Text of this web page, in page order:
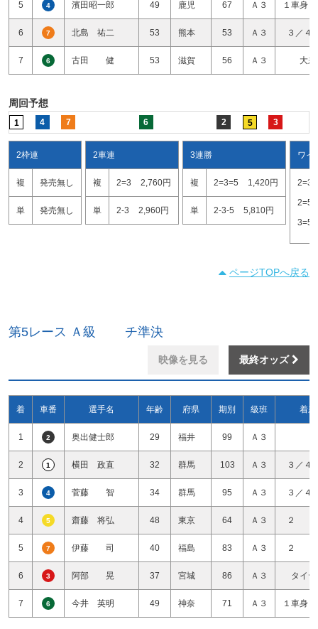
5 4 濱田昭一郎 49 鹿児 67 Ａ３ １車身
6 7 北島 祐二 53 熊本 53 Ａ３ ３／４
7 6 古田 健 53 滋賀 56 Ａ３ 大差
周回予想
1 4 7 6 2 5 3
2枠連
複 発売無し
単 発売無し
2車連
複 2=3 2,760円
単 2-3 2,960円
3連勝
複 2=3=5 1,420円
単 2-3-5 5,810円
ワイ
2=3
2=5
3=5
ページTOPへ戻る
第5レース Ａ級 チ準決
映像を見る 最終オッズ
着 車番 選手名 年齢 府県 期別 級班 着差
1 2 奥出健士郎 29 福井 99 Ａ３
2 1 横田 政直 32 群馬 103 Ａ３ ３／４
3 4 菅藤 智 34 群馬 95 Ａ３ ３／４
4 5 齋藤 将弘 48 東京 64 Ａ３ ２
5 7 伊藤 司 40 福島 83 Ａ３ ２
6 3 阿部 晃 37 宮城 86 Ａ３ タイ
7 6 今井 英明 49 神奈 71 Ａ３ １車身